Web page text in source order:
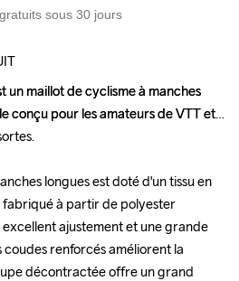
sous 30 jours
un maillot de cyclisme à manches
conçu pour les amateurs de VTT et
longues est doté d'un tissu en
fabriqué à partir de polyester
ajustement et une grande
renforcés améliorent la
décontractée offre un grand
un maillot de cyclisme à manches
conçu pour les amateurs de VTT et
longues est doté d'un tissu en
fabriqué à partir de polyester
ajustement et une grande
renforcés améliorent la
décontractée offre un grand